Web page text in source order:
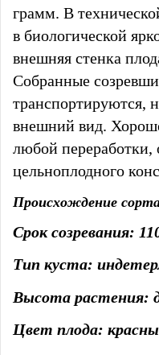
грамм. В
в биологической
внешняя стенка
Собранные
транспортируются,
внешний вид.
любой переработки,
цельноплодного
Происхождение
Срок созревания:
Тип куста:
Высота растения:
Цвет плода: